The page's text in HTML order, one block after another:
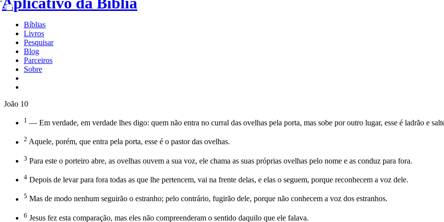
Bíblias
Livros
Pesquisar
Blog
Parceiros
Sobre
João 10
1 — Em verdade, em verdade lhes digo: quem não entra no curral das ovelhas pela porta, mas sobe por outro lugar, esse é ladrão e
2 Aquele, porém, que entra pela porta, esse é o pastor das ovelhas.
3 Para este o porteiro abre, as ovelhas ouvem a sua voz, ele chama as suas próprias ovelhas pelo nome e as conduz para fora.
4 Depois de levar para fora todas as que lhe pertencem, vai na frente delas, e elas o seguem, porque reconhecem a voz dele.
5 Mas de modo nenhum seguirão o estranho; pelo contrário, fugirão dele, porque não conhecem a voz dos estranhos.
6 Jesus fez esta comparação, mas eles não compreenderam o sentido daquilo que ele falava.